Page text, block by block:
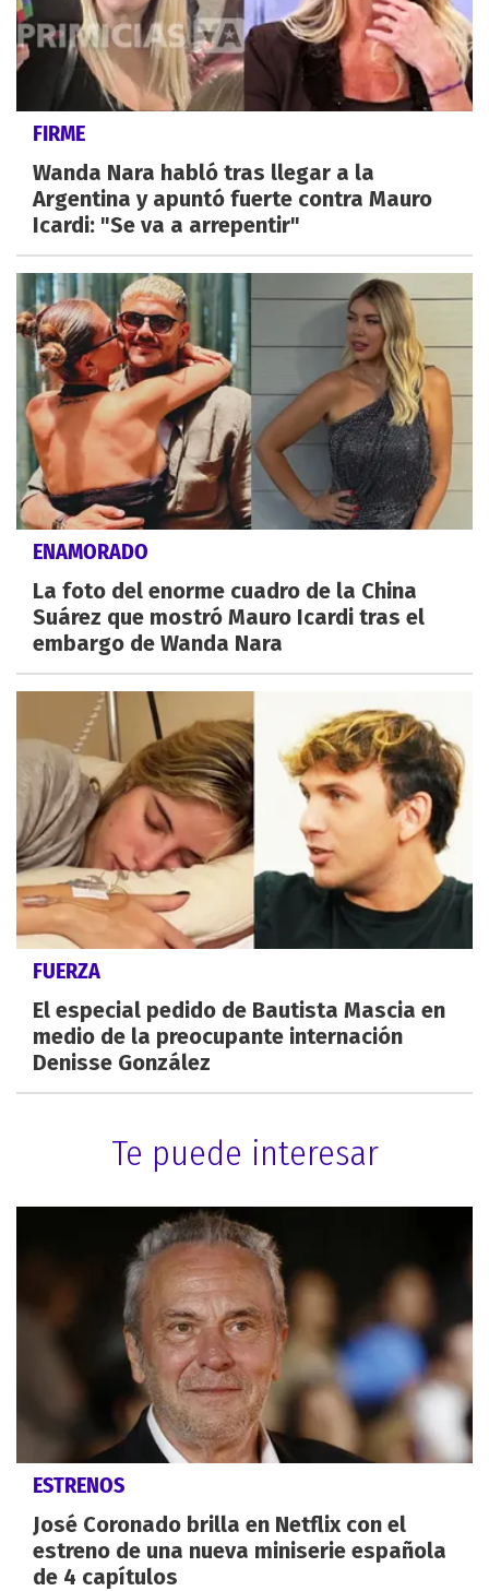
FIRME
Wanda Nara habló tras llegar a la
Argentina y apuntó fuerte contra Mauro
Icardi: "Se va a arrepentir"
ENAMORADO
La foto del enorme cuadro de la China
Suárez que mostró Mauro Icardi tras el
embargo de Wanda Nara
FUERZA
El especial pedido de Bautista Mascia en
medio de la preocupante internación
Denisse González
Te puede interesar
ESTRENOS
José Coronado brilla en Netflix con el
estreno de una nueva miniserie española
de 4 capítulos